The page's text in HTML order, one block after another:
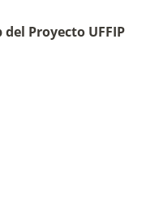
Proyecto UFFIP